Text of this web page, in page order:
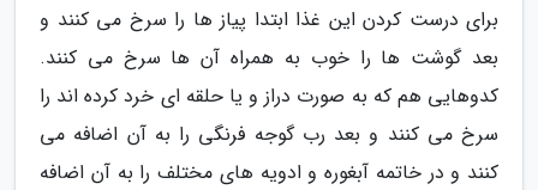
برای درست کردن این غذا ابتدا پیاز ها را سرخ می کنند و
بعد گوشت ها را خوب به همراه آن ها سرخ می کنند.
کدوهایی هم که به صورت دراز و یا حلقه ای خرد کرده اند را
سرخ می کنند و بعد رب گوجه فرنگی را به آن اضافه می
کنند و در خاتمه آبغوره و ادویه های مختلف را به آن اضافه